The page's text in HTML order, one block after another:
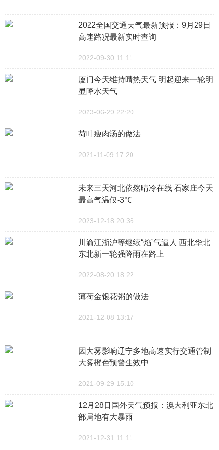
2022全国交通天气最新预报：9月29日
高速路况最新实时查询
2022-09-30 11:11
厦门今天维持晴热天气 明起迎来一轮明
显降水天气
2023-06-29 22:20
荷叶瘦肉汤的做法
2021-11-09 17:20
未来三天河北依然晴冷在线 石家庄今天
最高气温仅-3℃
2023-12-18 20:36
川渝江浙沪等继续“焰”气逼人 西北华北
东北新一轮强降雨在路上
2022-08-20 18:22
薄荷金银花粥的做法
2021-12-08 13:17
因大雾影响辽宁多地高速实行交通管制
大雾橙色预警生效中
2021-09-29 15:10
12月28日国外天气预报：澳大利亚东北
部局地有大暴雨
2021-12-31 11:11